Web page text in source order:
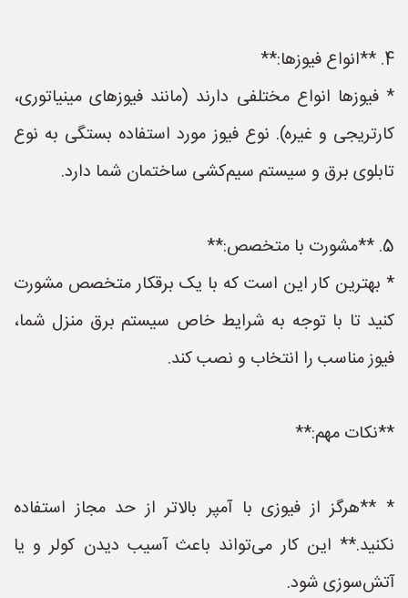
4. **انواع فیوزها:**
* فیوزها انواع مختلفی دارند (مانند فیوزهای مینیاتوری،
کارتریجی و غیره). نوع فیوز مورد استفاده بستگی به نوع
تابلوی برق و سیستم سیم‌کشی ساختمان شما دارد.
5. **مشورت با متخصص:**
* بهترین کار این است که با یک برقکار متخصص مشورت
کنید تا با توجه به شرایط خاص سیستم برق منزل شما،
فیوز مناسب را انتخاب و نصب کند.
**نکات مهم:**
* **هرگز از فیوزی با آمپر بالاتر از حد مجاز استفاده
نکنید.** این کار می‌تواند باعث آسیب دیدن کولر و یا
آتش‌سوزی شود.